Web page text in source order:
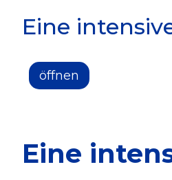
Eine
öffnen
Eine